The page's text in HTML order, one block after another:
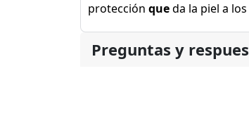
protección queda la piel a
Preguntas y